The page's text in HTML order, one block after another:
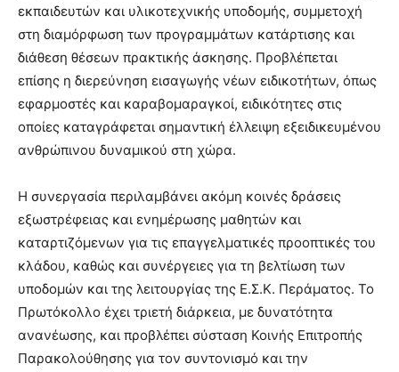
εκπαιδευτών και υλικοτεχνικής υποδομής, συμμετοχή
στη διαμόρφωση των προγραμμάτων κατάρτισης και
διάθεση θέσεων πρακτικής άσκησης. Προβλέπεται
επίσης η διερεύνηση εισαγωγής νέων ειδικοτήτων, όπως
εφαρμοστές και καραβομαραγκοί, ειδικότητες στις
οποίες καταγράφεται σημαντική έλλειψη εξειδικευμένου
ανθρώπινου δυναμικού στη χώρα.
Η συνεργασία περιλαμβάνει ακόμη κοινές δράσεις
εξωστρέφειας και ενημέρωσης μαθητών και
καταρτιζόμενων για τις επαγγελματικές προοπτικές του
κλάδου, καθώς και συνέργειες για τη βελτίωση των
υποδομών και της λειτουργίας της Ε.Σ.Κ. Περάματος. Το
Πρωτόκολλο έχει τριετή διάρκεια, με δυνατότητα
ανανέωσης, και προβλέπει σύσταση Κοινής Επιτροπής
Παρακολούθησης για τον συντονισμό και την